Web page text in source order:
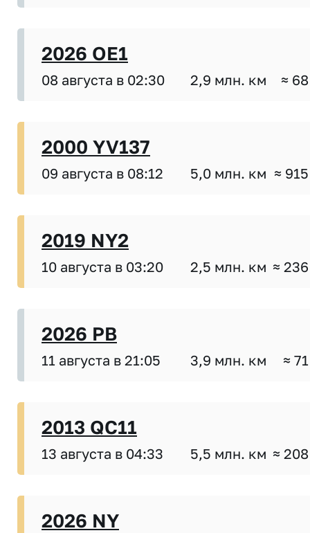
2026 OE1
08 августа в 02:30 2,9 млн. км ≈
2000 YV137
09 августа в 08:12 5,0 млн. км ≈
2019 NY2
10 августа в 03:20 2,5 млн. км ≈
2026 PB
11 августа в 21:05 3,9 млн. км ≈
2013 QC11
13 августа в 04:33 5,5 млн. км ≈
2026 NY